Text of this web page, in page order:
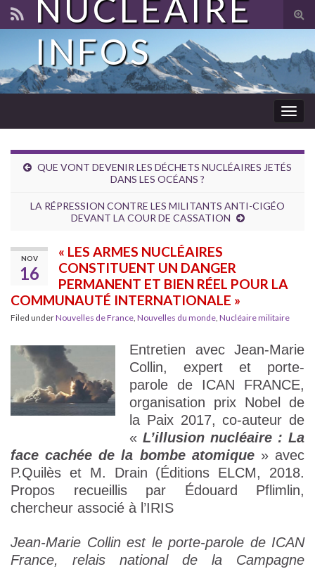
NUCLÉAIRE
INFOS
QUE VONT DEVENIR LES DÉCHETS NUCLÉAIRES JETÉS
DANS LES OCÉANS ?
LA RÉPRESSION CONTRE LES MILITANTS ANTI-CIGÉO
DEVANT LA COUR DE CASSATION
NOV
16
« LES ARMES NUCLÉAIRES
CONSTITUENT UN DANGER
PERMANENT ET BIEN RÉEL POUR LA
COMMUNAUTÉ INTERNATIONALE »
Filed underNouvelles de France, Nouvelles du monde, Nucléaire militaire
Entretien avec Jean-Marie
Collin, expert et porte-
parole de ICAN FRANCE,
organisation prix Nobel de
la Paix 2017, co-auteur de
« L’illusion nucléaire : La
face cachée de la bombe atomique» avec
P.Quilès et M. Drain (Éditions ELCM, 2018.
Propos recueillis par Édouard Pflimlin,
chercheur associé à l’IRIS
Jean-Marie Collin est le porte-parole de ICAN
France, relais national de la Campagne